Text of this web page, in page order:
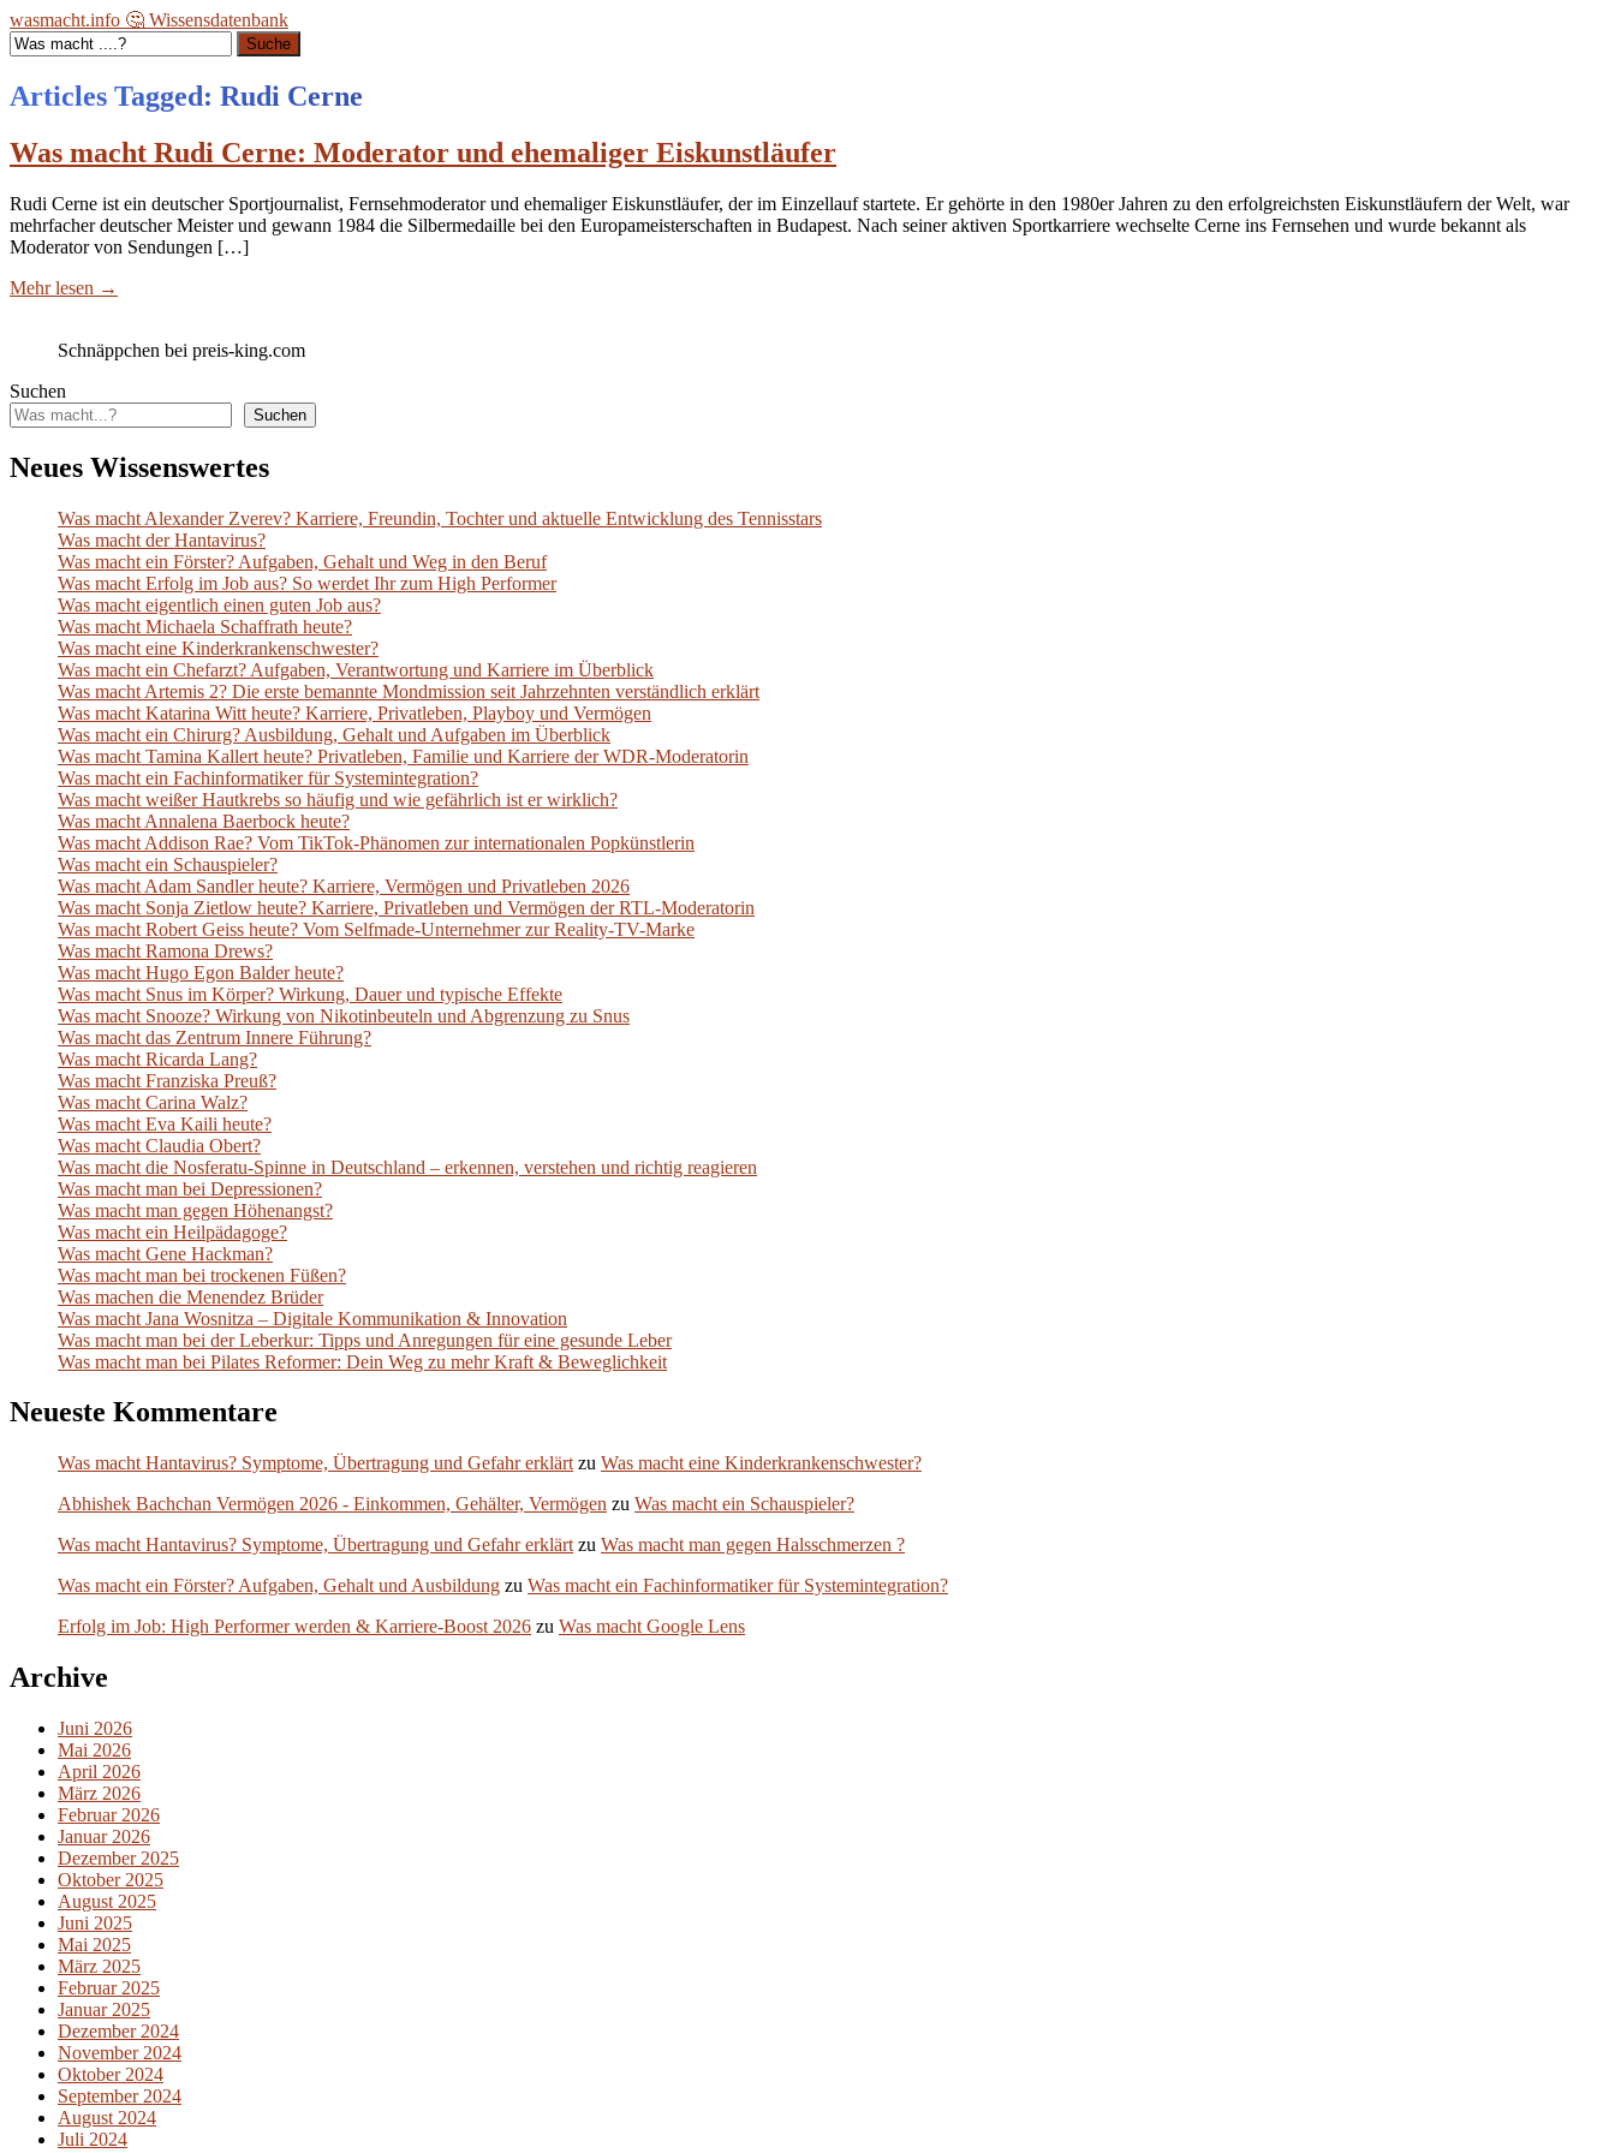
wasmacht.info 🤔 Wissensdatenbank
Suche
Articles Tagged: Rudi Cerne
Was macht Rudi Cerne: Moderator und ehemaliger Eiskunstläufer
Rudi Cerne ist ein deutscher Sportjournalist, Fernsehmoderator und ehemaliger Eiskunstläufer, der im Einzellauf startete. Er gehörte in den 1980er Jahren zu den erfolgreichsten Eiskunstläufern der Welt, war
mehrfacher deutscher Meister und gewann 1984 die Silbermedaille bei den Europameisterschaften in Budapest. Nach seiner aktiven Sportkarriere wechselte Cerne ins Fernsehen und wurde bekannt als
Moderator von Sendungen […]
Mehr lesen →
Schnäppchen bei preis-king.com
Suchen
Suchen
Neues Wissenswertes
Was macht Alexander Zverev? Karriere, Freundin, Tochter und aktuelle Entwicklung des Tennisstars
Was macht der Hantavirus?
Was macht ein Förster? Aufgaben, Gehalt und Weg in den Beruf
Was macht Erfolg im Job aus? So werdet Ihr zum High Performer
Was macht eigentlich einen guten Job aus?
Was macht Michaela Schaffrath heute?
Was macht eine Kinderkrankenschwester?
Was macht ein Chefarzt? Aufgaben, Verantwortung und Karriere im Überblick
Was macht Artemis 2? Die erste bemannte Mondmission seit Jahrzehnten verständlich erklärt
Was macht Katarina Witt heute? Karriere, Privatleben, Playboy und Vermögen
Was macht ein Chirurg? Ausbildung, Gehalt und Aufgaben im Überblick
Was macht Tamina Kallert heute? Privatleben, Familie und Karriere der WDR-Moderatorin
Was macht ein Fachinformatiker für Systemintegration?
Was macht weißer Hautkrebs so häufig und wie gefährlich ist er wirklich?
Was macht Annalena Baerbock heute?
Was macht Addison Rae? Vom TikTok-Phänomen zur internationalen Popkünstlerin
Was macht ein Schauspieler?
Was macht Adam Sandler heute? Karriere, Vermögen und Privatleben 2026
Was macht Sonja Zietlow heute? Karriere, Privatleben und Vermögen der RTL-Moderatorin
Was macht Robert Geiss heute? Vom Selfmade-Unternehmer zur Reality-TV-Marke
Was macht Ramona Drews?
Was macht Hugo Egon Balder heute?
Was macht Snus im Körper? Wirkung, Dauer und typische Effekte
Was macht Snooze? Wirkung von Nikotinbeuteln und Abgrenzung zu Snus
Was macht das Zentrum Innere Führung?
Was macht Ricarda Lang?
Was macht Franziska Preuß?
Was macht Carina Walz?
Was macht Eva Kaili heute?
Was macht Claudia Obert?
Was macht die Nosferatu-Spinne in Deutschland – erkennen, verstehen und richtig reagieren
Was macht man bei Depressionen?
Was macht man gegen Höhenangst?
Was macht ein Heilpädagoge?
Was macht Gene Hackman?
Was macht man bei trockenen Füßen?
Was machen die Menendez Brüder
Was macht Jana Wosnitza – Digitale Kommunikation & Innovation
Was macht man bei der Leberkur: Tipps und Anregungen für eine gesunde Leber
Was macht man bei Pilates Reformer: Dein Weg zu mehr Kraft & Beweglichkeit
Neueste Kommentare
Was macht Hantavirus? Symptome, Übertragung und Gefahr erklärt zu Was macht eine Kinderkrankenschwester?
Abhishek Bachchan Vermögen 2026 - Einkommen, Gehälter, Vermögen zu Was macht ein Schauspieler?
Was macht Hantavirus? Symptome, Übertragung und Gefahr erklärt zu Was macht man gegen Halsschmerzen ?
Was macht ein Förster? Aufgaben, Gehalt und Ausbildung zu Was macht ein Fachinformatiker für Systemintegration?
Erfolg im Job: High Performer werden & Karriere-Boost 2026 zu Was macht Google Lens
Archive
Juni 2026
Mai 2026
April 2026
März 2026
Februar 2026
Januar 2026
Dezember 2025
Oktober 2025
August 2025
Juni 2025
Mai 2025
März 2025
Februar 2025
Januar 2025
Dezember 2024
November 2024
Oktober 2024
September 2024
August 2024
Juli 2024